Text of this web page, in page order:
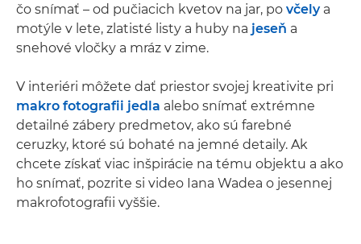
čo snímať – od pučiacich kvetov na jar, po včelya
motýle v lete, zlatisté listy a huby na jeseň a
snehové vločky a mráz v zime.
V interiéri môžete dať priestor svojej kreativite pri
makro fotografii jedla alebo snímať extrémne
detailné zábery predmetov, ako sú farebné
ceruzky, ktoré sú bohaté na jemné detaily. Ak
chcete získať viac inšpirácie na tému objektu a ako
ho snímať, pozrite si video Iana Wadea o jesennej
makrofotografii vyššie.